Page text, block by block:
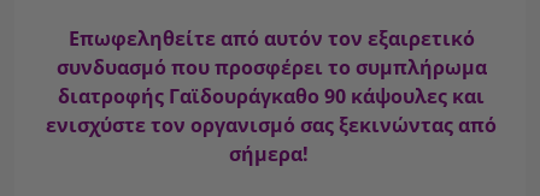
Επωφεληθείτε από αυτόν τον εξαιρετικό
συνδυασμό που προσφέρει το συμπλήρωμα
διατροφής Γαϊδουράγκαθο 90 κάψουλες και
ενισχύστε τον οργανισμό σας ξεκινώντας από
σήμερα!